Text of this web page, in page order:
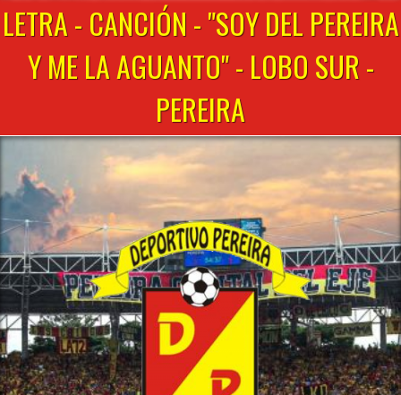
LETRA - CANCIÓN - "SOY DEL PEREIRA
Y ME LA AGUANTO" - LOBO SUR -
PEREIRA